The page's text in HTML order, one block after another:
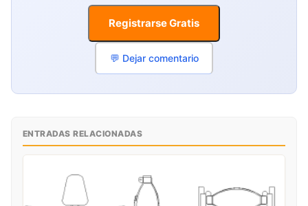
Registrarse Gratis
💬 Dejar comentario
ENTRADAS RELACIONADAS